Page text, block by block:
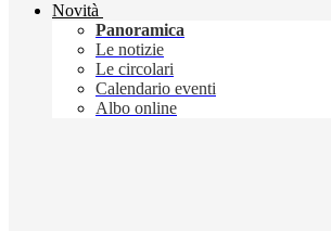
Novità
Panoramica
Le notizie
Le circolari
Calendario eventi
Albo online